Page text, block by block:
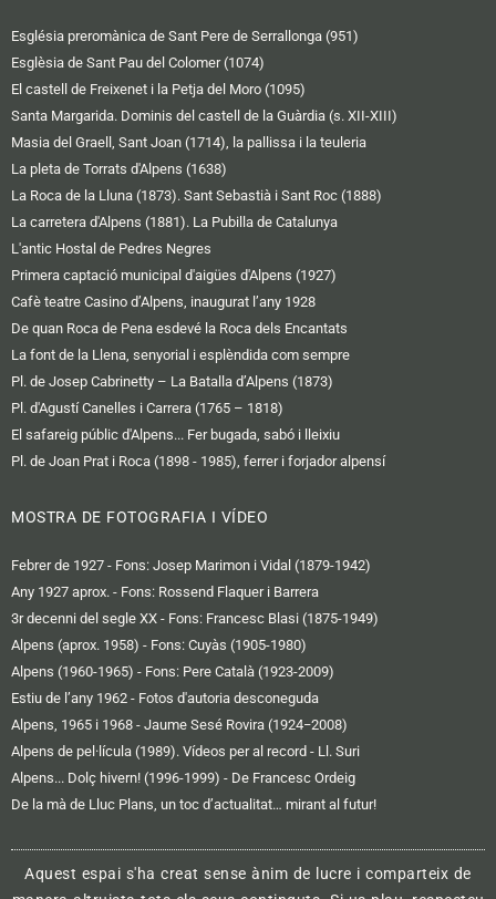
Església preromànica de Sant Pere de Serrallonga (951)
Esglèsia de Sant Pau del Colomer (1074)
El castell de Freixenet i la Petja del Moro (1095)
Santa Margarida. Dominis del castell de la Guàrdia (s. XII-XIII)
Masia del Graell, Sant Joan (1714), la pallissa i la teuleria
La pleta de Torrats d'Alpens (1638)
La Roca de la Lluna (1873). Sant Sebastià i Sant Roc (1888)
La carretera d'Alpens (1881). La Pubilla de Catalunya
L'antic Hostal de Pedres Negres
Primera captació municipal d'aigües d'Alpens (1927)
Cafè teatre Casino d’Alpens, inaugurat l’any 1928
De quan Roca de Pena esdevé la Roca dels Encantats
La font de la Llena, senyorial i esplèndida com sempre
Pl. de Josep Cabrinetty – La Batalla d’Alpens (1873)
Pl. d'Agustí Canelles i Carrera (1765 – 1818)
El safareig públic d'Alpens... Fer bugada, sabó i lleixiu
Pl. de Joan Prat i Roca (1898 - 1985), ferrer i forjador alpensí
MOSTRA DE FOTOGRAFIA I VÍDEO
Febrer de 1927 - Fons: Josep Marimon i Vidal (1879-1942)
Any 1927 aprox. - Fons: Rossend Flaquer i Barrera
3r decenni del segle XX - Fons: Francesc Blasi (1875-1949)
Alpens (aprox. 1958) - Fons: Cuyàs (1905-1980)
Alpens (1960-1965) - Fons: Pere Català (1923-2009)
Estiu de l’any 1962 - Fotos d'autoria desconeguda
Alpens, 1965 i 1968 - Jaume Sesé Rovira (1924−2008)
Alpens de pel·lícula (1989). Vídeos per al record - Ll. Suri
Alpens... Dolç hivern! (1996-1999) - De Francesc Ordeig
De la mà de Lluc Plans, un toc d’actualitat… mirant al futur!
Aquest espai s'ha creat sense ànim de lucre i comparteix de